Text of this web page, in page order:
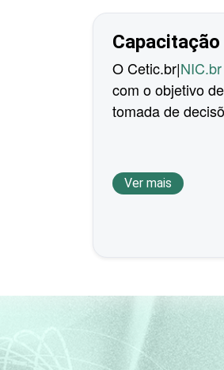
Capacitação
O Cetic.br|NIC.br
com o objetivo
tomada de
Ver mais